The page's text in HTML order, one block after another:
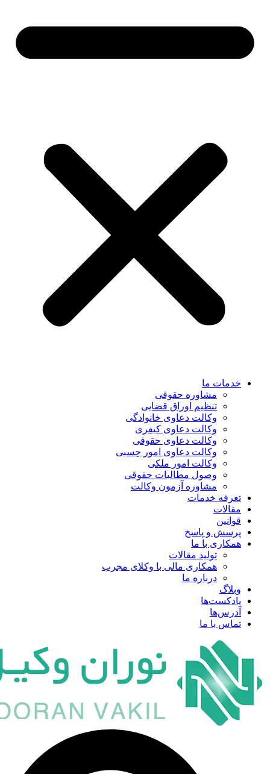
خدمات ما
مشاوره حقوقی
تنظیم اوراق قضایی
وکالت دعاوی خانوادگی
وکالت دعاوی کیفری
وکالت دعاوی حقوقی
وکالت دعاوی امور حِسبی
وکالت امور ملکی
وصول مطالبات حقوقی
مشاوره آزمون وکالت
تعرفه خدمات
مقالات
قوانین
پرسش و پاسخ
همکاری با ما
تولید مقالات
همکاری مالی با وکلای مجرب
درباره ما
وبلاگ
پادکست‌ها
آدرس‌ها
تماس با ما